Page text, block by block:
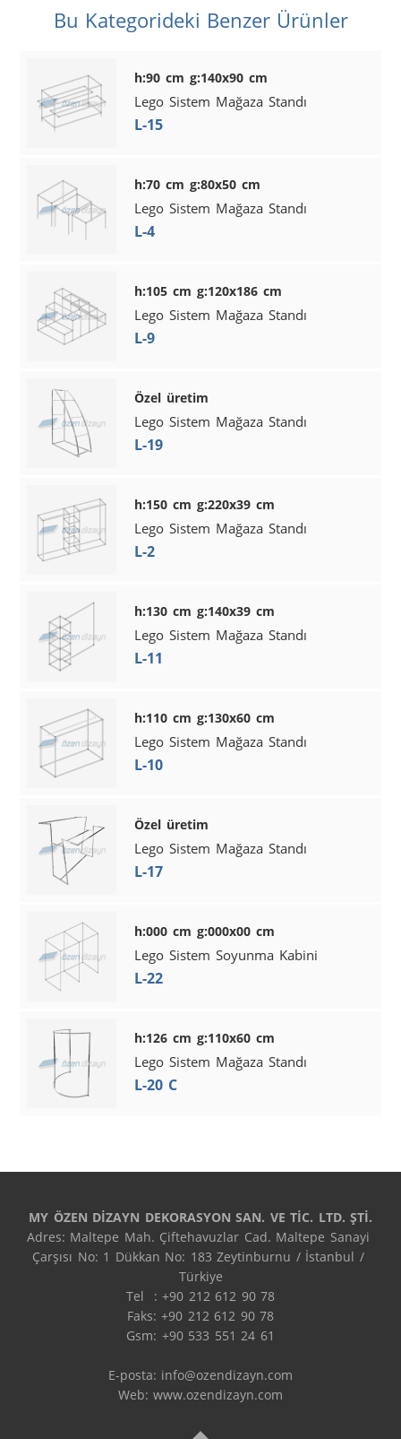
Bu Kategorideki Benzer Ürünler
h:90 cm g:140x90 cm
Lego Sistem Mağaza Standı
L-15
h:70 cm g:80x50 cm
Lego Sistem Mağaza Standı
L-4
h:105 cm g:120x186 cm
Lego Sistem Mağaza Standı
L-9
Özel üretim
Lego Sistem Mağaza Standı
L-19
h:150 cm g:220x39 cm
Lego Sistem Mağaza Standı
L-2
h:130 cm g:140x39 cm
Lego Sistem Mağaza Standı
L-11
h:110 cm g:130x60 cm
Lego Sistem Mağaza Standı
L-10
Özel üretim
Lego Sistem Mağaza Standı
L-17
h:000 cm g:000x00 cm
Lego Sistem Soyunma Kabini
L-22
h:126 cm g:110x60 cm
Lego Sistem Mağaza Standı
L-20 C
MY ÖZEN DİZAYN DEKORASYON SAN. VE TİC. LTD. ŞTİ.
Adres: Maltepe Mah. Çiftehavuzlar Cad. Maltepe Sanayi
Çarşısı No: 1 Dükkan No: 183 Zeytinburnu / İstanbul /
Türkiye
Tel  : +90 212 612 90 78
Faks: +90 212 612 90 78
Gsm: +90 533 551 24 61
E-posta: info@ozendizayn.com
Web: www.ozendizayn.com